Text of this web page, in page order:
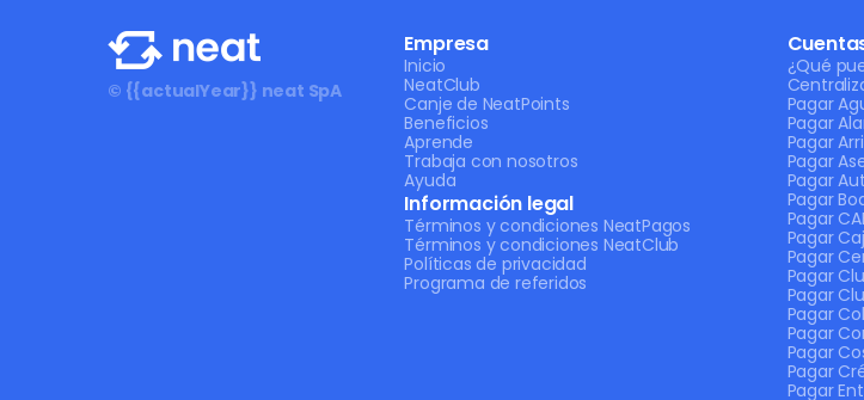
Empresa
Inicio
NeatClub
Canje de NeatPoints
Beneficios
Aprende
Trabaja con nosotros
Ayuda
Información legal
Términos y condiciones NeatPagos
Términos y condiciones NeatClub
Políticas de privacidad
Programa de referidos
¿Qué
Pagar
Pagar
Pagar
Pagar
Pagar
Pagar
Pagar
Pagar
Pagar
Pagar
Pagar
Pagar
Pagar
Pagar
Pagar
Pagar
© {{actualYear}} neat SpA